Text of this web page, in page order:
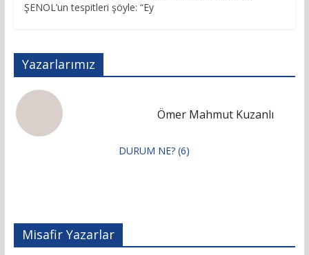
ŞENOL’un tespitleri şöyle: “Ey
Yazarlarımız
Ömer Mahmut Kuzanlı
DURUM NE? (6)
Misafir Yazarlar